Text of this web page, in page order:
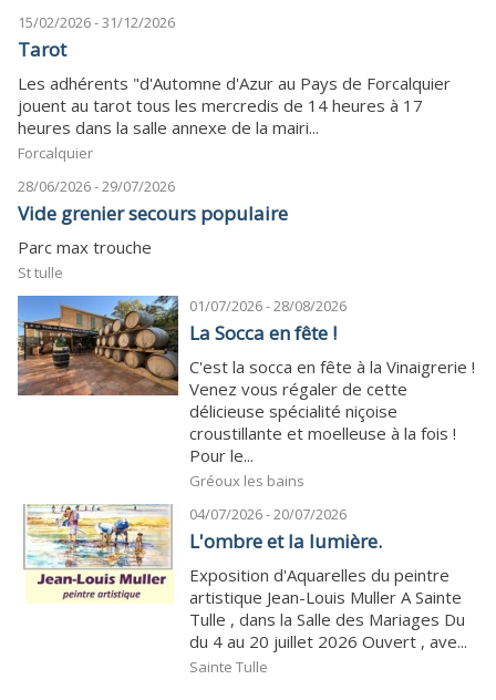
15/02/2026 - 31/12/2026
Tarot
Les adhérents "d'Automne d'Azur au Pays de Forcalquier
jouent au tarot tous les mercredis de 14 heures à 17
heures dans la salle annexe de la mairi...
Forcalquier
28/06/2026 - 29/07/2026
Vide grenier secours populaire
Parc max trouche
St tulle
01/07/2026 - 28/08/2026
La Socca en fête !
C'est la socca en fête à la Vinaigrerie !
Venez vous régaler de cette
délicieuse spécialité niçoise
croustillante et moelleuse à la fois !
Pour le...
Gréoux les bains
04/07/2026 - 20/07/2026
L'ombre et la lumière.
Exposition d'Aquarelles du peintre
artistique Jean-Louis Muller A Sainte
Tulle , dans la Salle des Mariages Du
du 4 au 20 juillet 2026 Ouvert , ave...
Sainte Tulle